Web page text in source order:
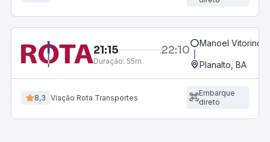
21:15 22:10
Duração: 55m
Manoel Vitorino,
Planalto, BA
8,3 Viação Rota Transportes
Embarque
direto